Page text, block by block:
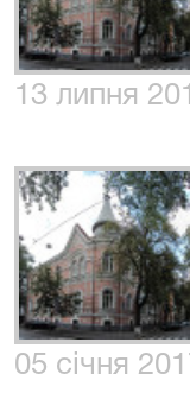
13 липня
05 січня